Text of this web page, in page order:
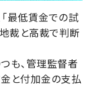
最低賃金での試
地裁と高裁で判断
も、管理監督者
と付加金の支払